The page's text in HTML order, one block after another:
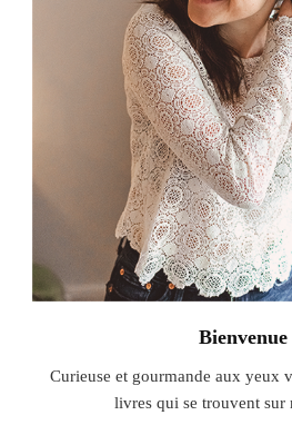
Bienvenue
Curieuse et gourmande aux yeux
livres qui se trouvent sur